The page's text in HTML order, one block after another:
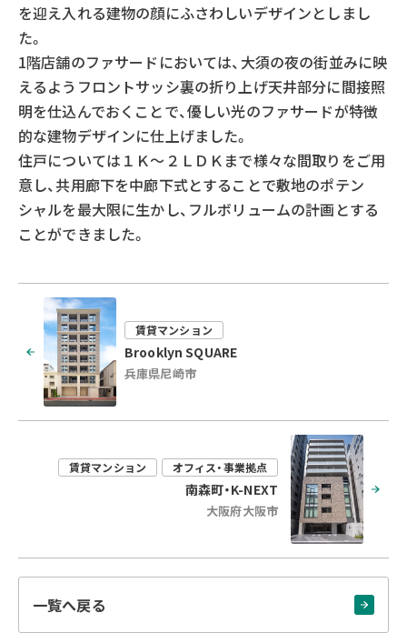
を迎え入れる建物の顔にふさわしいデザインとしまし
た。
1階店舗のファサードにおいては、大須の夜の街並みに映
えるようフロントサッシ裏の折り上げ天井部分に間接照
明を仕込んでおくことで、優しい光のファサードが特徴
的な建物デザインに仕上げました。
住戸については１Ｋ～２ＬＤＫまで様々な間取りをご用
意し、共用廊下を中廊下式とすることで敷地のポテン
シャルを最大限に生かし、フルボリュームの計画とする
ことができました。
賃貸マンション
Brooklyn SQUARE
兵庫県尼崎市
賃貸マンション オフィス・事業拠点
南森町・K-NEXT
大阪府大阪市
一覧へ戻る